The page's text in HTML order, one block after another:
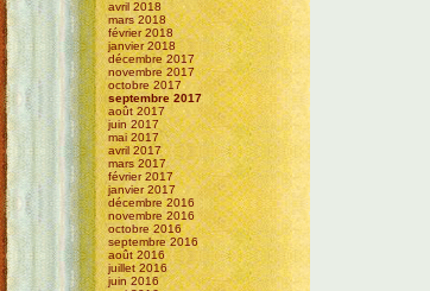
avril 2018
mars 2018
février 2018
janvier 2018
décembre 2017
novembre 2017
octobre 2017
septembre 2017
août 2017
juin 2017
mai 2017
avril 2017
mars 2017
février 2017
janvier 2017
décembre 2016
novembre 2016
octobre 2016
septembre 2016
août 2016
juillet 2016
juin 2016